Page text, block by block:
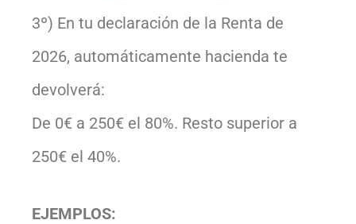
3º) En tu declaración de la Renta de
2026, automáticamente hacienda te
devolverá:
De 0€ a 250€ el 80%. Resto superior a
250€ el 40%.
EJEMPLOS: